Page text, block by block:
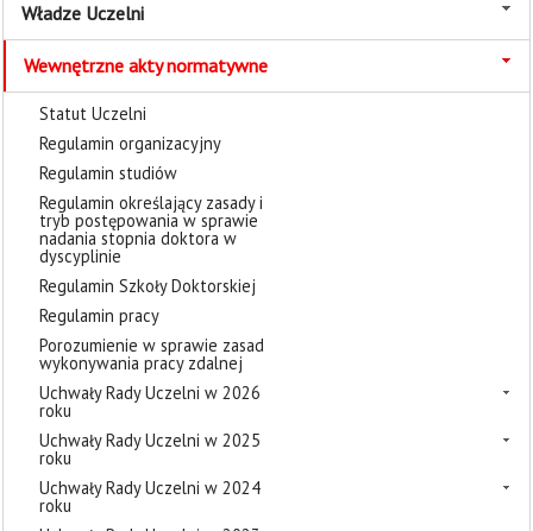
Władze Uczelni
Wewnętrzne akty normatywne
Statut Uczelni
Regulamin organizacyjny
Regulamin studiów
Regulamin określający zasady i
tryb postępowania w sprawie
nadania stopnia doktora w
dyscyplinie
Regulamin Szkoły Doktorskiej
Regulamin pracy
Porozumienie w sprawie zasad
wykonywania pracy zdalnej
Uchwały Rady Uczelni w 2026
roku
Uchwały Rady Uczelni w 2025
roku
Uchwały Rady Uczelni w 2024
roku